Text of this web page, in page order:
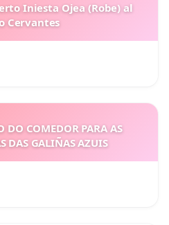
Iniesta Ojea (Robe) al
Cervantes
DO COMEDOR PARA AS
DAS GALIÑAS AZUIS